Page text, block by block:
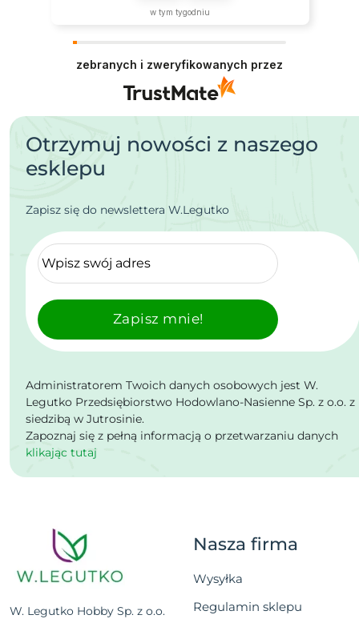
w tym tygodniu
zebranych i zweryfikowanych przez
Otrzymuj nowości z naszego
esklepu
Zapisz się do newslettera W.Legutko
Zapisz mnie!
Administratorem Twoich danych osobowych jest W.
Legutko Przedsiębiorstwo Hodowlano-Nasienne Sp. z o.o. z
siedzibą w Jutrosinie.
Zapoznaj się z pełną informacją o przetwarzaniu danych
klikając tutaj
W. Legutko Hobby Sp. z o.o.
Nasza firma
Wysyłka
Regulamin sklepu